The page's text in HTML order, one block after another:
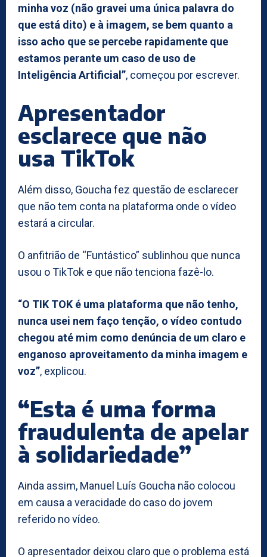
minha voz (não gravei uma única palavra do
que está dito) e à imagem, se bem quanto a
isso acho que se percebe rapidamente que
estamos perante um caso de uso de
Inteligência Artificial”, começou por escrever.
Apresentador
esclarece que não
usa TikTok
Além disso, Goucha fez questão de esclarecer
que não tem conta na plataforma onde o vídeo
estará a circular.
O anfitrião de “Funtástico” sublinhou que nunca
usou o TikTok e que não tenciona fazê-lo.
“O TIK TOK é uma plataforma que não tenho,
nunca usei nem faço tenção, o vídeo contudo
chegou até mim como denúncia de um claro e
enganoso aproveitamento da minha imagem e
voz”, explicou.
“Esta é uma forma
fraudulenta de apelar
à solidariedade”
Ainda assim, Manuel Luís Goucha não colocou
em causa a veracidade do caso do jovem
referido no vídeo.
O apresentador deixou claro que o problema está